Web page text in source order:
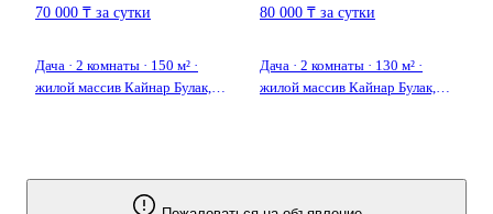
70 000 ₸ за сутки
Дача · 2 комнаты · 150 м² ·
жилой массив Кайнар Булак,
80 000 ₸ за сутки
Дача · 2 комнаты · 130 м² ·
жилой массив Кайнар Булак,